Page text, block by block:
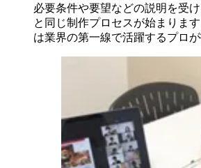
必要条件や要望などの説明を受
と同じ制作プロセスが始まりま
は業界の第一線で活躍するプロが